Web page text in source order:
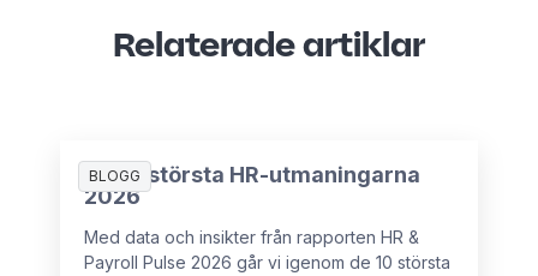
Relaterade artiklar
BLOGG
De 10 största HR-utmaningarna
2026
Med data och insikter från rapporten HR &
Payroll Pulse 2026 går vi igenom de 10 största